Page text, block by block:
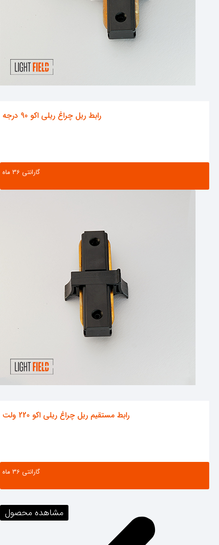
رابط ریل چراغ ریلی اکو 90 درجه
گارانتی ‌36 ماه
رابط مستقیم ریل چراغ ریلی اکو 220 ولت
مشاهده محصول
گارانتی ‌36 ماه